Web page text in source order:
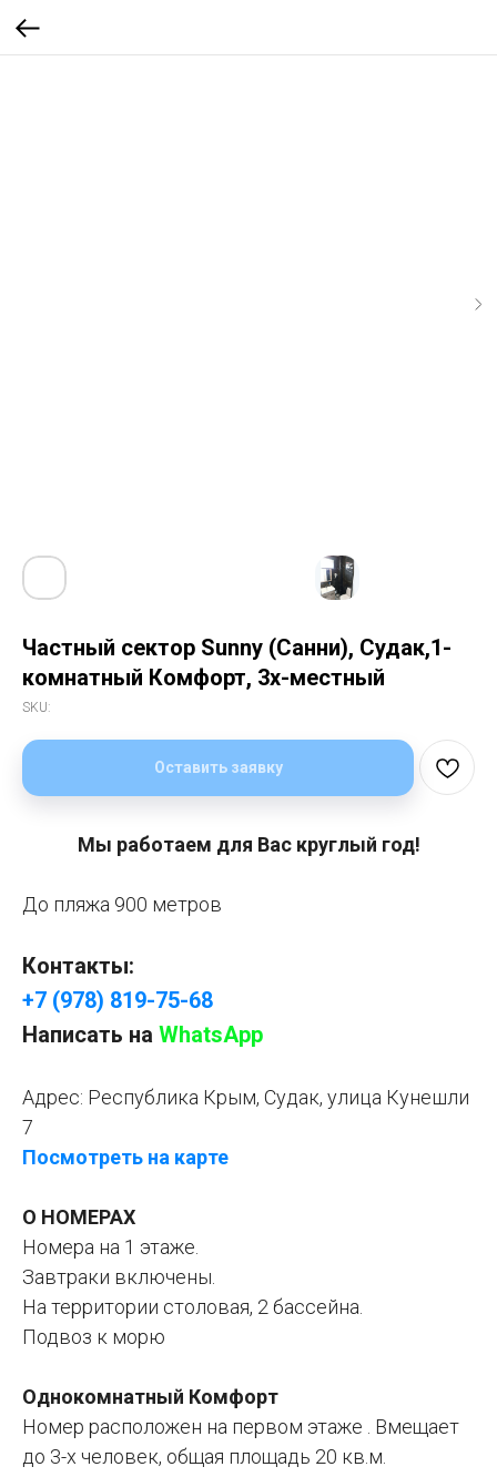
Частный сектор Sunny (Санни), Судак,1-
комнатный Комфорт, 3х-местный
SKU:
Оставить заявку
Мы работаем для Вас круглый год!
До пляжа 900 метров
Контакты:
+7 (978) 819-75-68
Написать на WhatsApp
Адрес: Республика Крым, Судак, улица Кунешли
7
Посмотреть на карте
О НОМЕРАХ
Номера на 1 этаже.
Завтраки включены.
На территории столовая, 2 бассейна.
Подвоз к морю
Однокомнатный Комфорт
Номер расположен на первом этаже . Вмещает
до 3-х человек, общая площадь 20 кв.м.